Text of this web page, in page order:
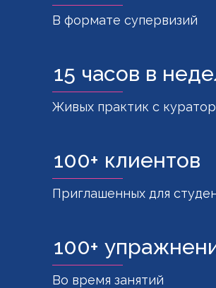
В формате супервизий
Живых практик с
15 часов в
Приглашенных для
100+ клиентов
Во время занятий
100+